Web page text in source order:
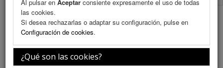
Al pulsar en Aceptar consiente expresamente el uso de todas
las cookies.
Si desea rechazarlas o adaptar su configuración, pulse en
Configuración de cookies.
¿Qué son las cookies?
Bloque VIII Rinoplastia
Sábado 11 de julio